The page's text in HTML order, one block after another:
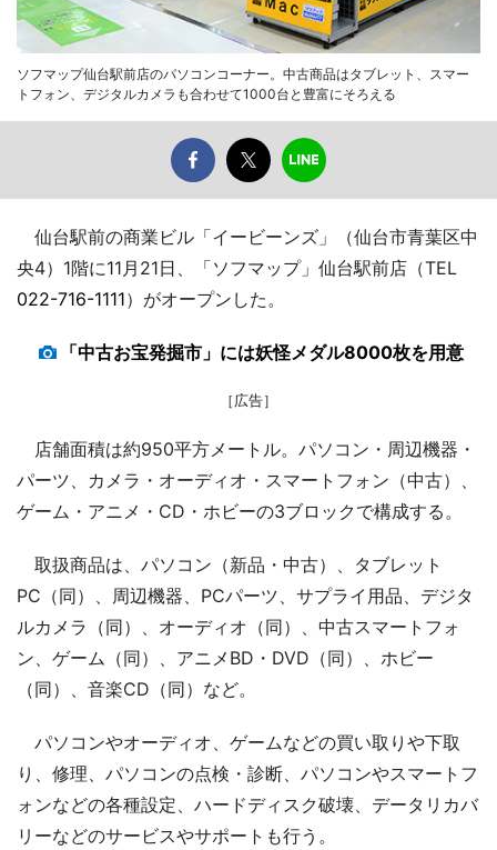
ソフマップ仙台駅前店のパソコンコーナー。中古商品はタブレット、スマー
トフォン、デジタルカメラも合わせて1000台と豊富にそろえる
仙台駅前の商業ビル「イービーンズ」（仙台市青葉区中
央4）1階に11月21日、「ソフマップ」仙台駅前店（TEL
022-716-1111）がオープンした。
「中古お宝発掘市」には妖怪メダル8000枚を用意
［広告］
店舗面積は約950平方メートル。パソコン・周辺機器・
パーツ、カメラ・オーディオ・スマートフォン（中古）、
ゲーム・アニメ・CD・ホビーの3ブロックで構成する。
取扱商品は、パソコン（新品・中古）、タブレット
PC（同）、周辺機器、PCパーツ、サプライ用品、デジタ
ルカメラ（同）、オーディオ（同）、中古スマートフォ
ン、ゲーム（同）、アニメBD・DVD（同）、ホビー
（同）、音楽CD（同）など。
パソコンやオーディオ、ゲームなどの買い取りや下取
り、修理、パソコンの点検・診断、パソコンやスマートフ
ォンなどの各種設定、ハードディスク破壊、データリカバ
リーなどのサービスやサポートも行う。